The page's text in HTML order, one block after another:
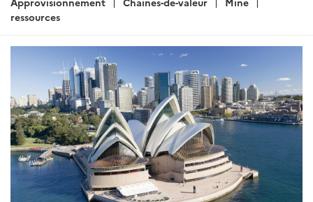
ressources